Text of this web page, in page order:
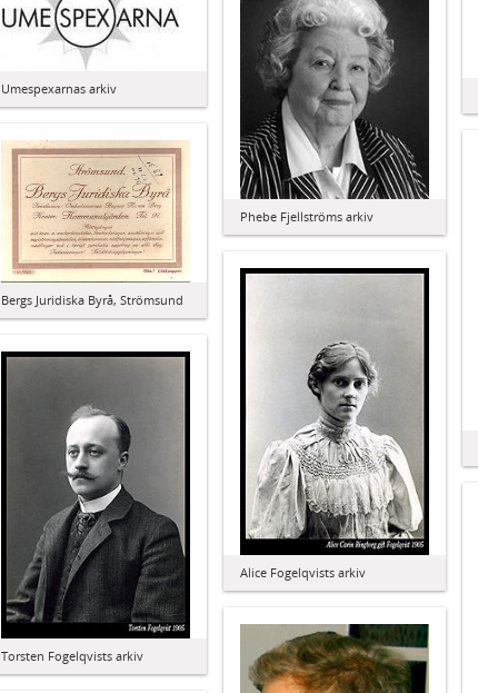
Umespexarnas arkiv
Phebe Fjellströms arkiv
Bergs Juridiska Byrå, Strömsund
Alice Fogelqvists arkiv
Torsten Fogelqvists arkiv